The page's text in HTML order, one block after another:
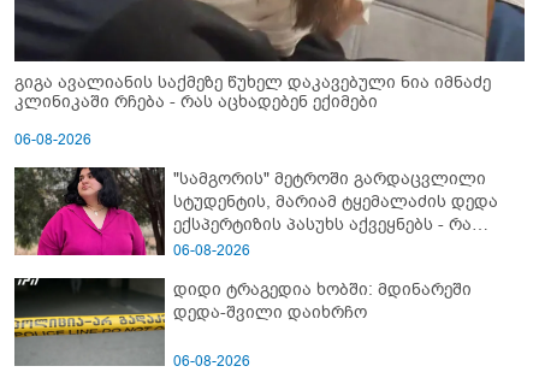
გიგა ავალიანის საქმეზე წუხელ დაკავებული ნია იმნაძე
კლინიკაში რჩება - რას აცხადებენ ექიმები
06-08-2026
"სამგორის" მეტროში გარდაცვლილი
სტუდენტის, მარიამ ტყემალაძის დედა
ექსპერტიზის პასუხს აქვეყნებს - რა
გახდა გოგონას გარდაცვალების მიზეზი?
06-08-2026
დიდი ტრაგედია ხობში: მდინარეში
დედა-შვილი დაიხრჩო
06-08-2026